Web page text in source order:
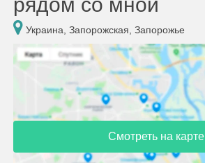
Украина, Запорожская, Запорожье
Смотреть на карте